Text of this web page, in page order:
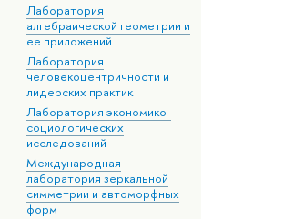
Лаборатория
алгебраической геометрии и
ее приложений
Лаборатория
человекоцентричности и
лидерских практик
Лаборатория экономико-
социологических
исследований
Международная
лаборатория зеркальной
симметрии и автоморфных
форм